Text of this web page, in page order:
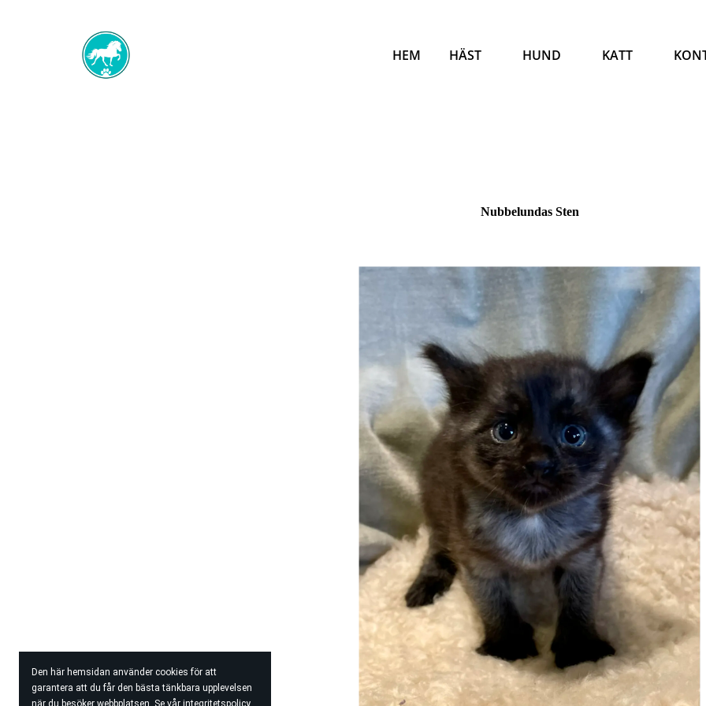
Den här hemsidan använder cookies för att
garantera att du får den bästa tänkbara upplevelsen
när du besöker webbplatsen. Se vår integritetspolicy
HEM HÄST HUND KATT
Nubbelundas Sten